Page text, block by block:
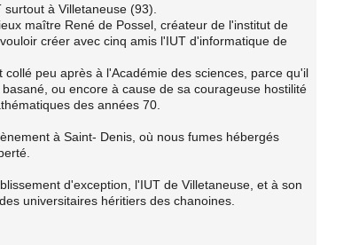
à Villetaneuse (93).
maître René de Possel, créateur de l'institut de
créer avec cinq amis l'IUT d'informatique de
peu après à l'Académie des sciences, parce qu'il
ou encore à cause de sa courageuse hostilité
des années 70.
à Saint- Denis, où nous fumes hébergés
d'exception, l'IUT de Villetaneuse, et à son
universitaires héritiers des chanoines.